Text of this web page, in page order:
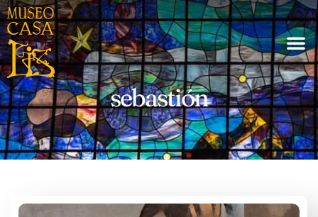
sebastión